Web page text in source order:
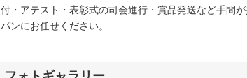
付・アテスト・表彰式の司会進行・賞品発送など手間
パンにお任せください。